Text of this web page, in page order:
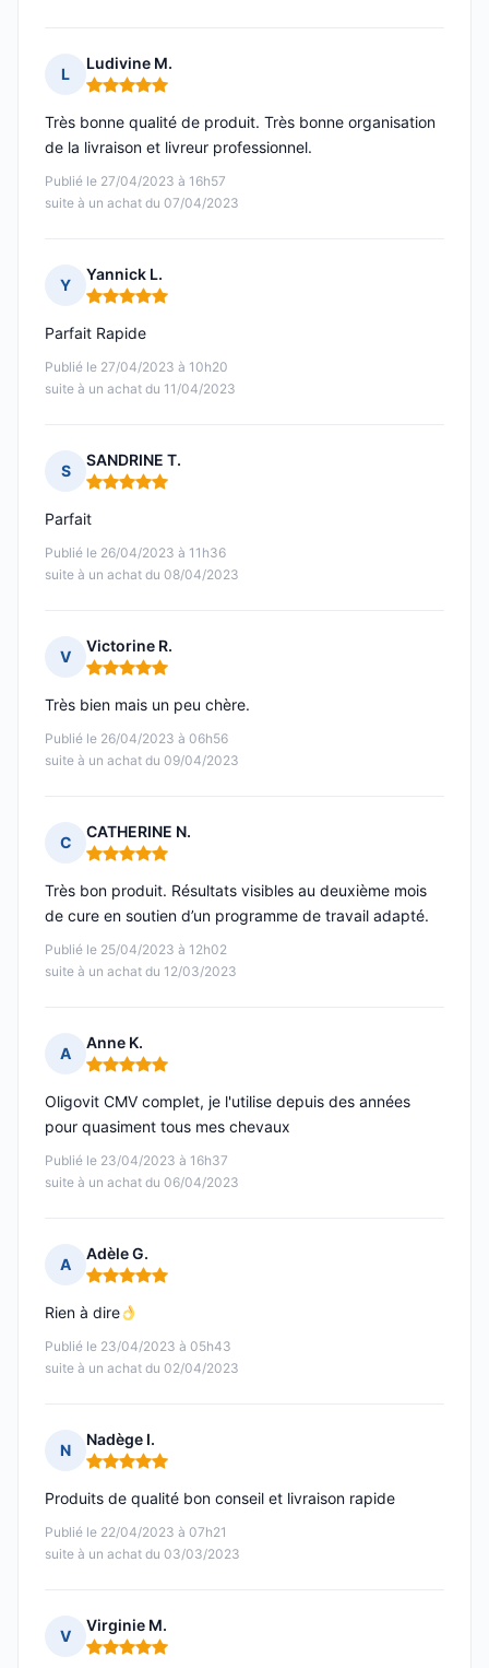
L
Ludivine M.
Note : 5 sur 5
Publié le 27/04/2023 à 16h57
suite à un achat du 07/04/2023
Très bonne qualité de produit. Très bonne organisation
de la livraison et livreur professionnel.
Y
Yannick L.
Note : 5 sur 5
Publié le 27/04/2023 à 10h20
suite à un achat du 11/04/2023
Parfait Rapide
S
SANDRINE T.
Note : 5 sur 5
Publié le 26/04/2023 à 11h36
suite à un achat du 08/04/2023
Parfait
V
Victorine R.
Note : 5 sur 5
Publié le 26/04/2023 à 06h56
suite à un achat du 09/04/2023
Très bien mais un peu chère.
C
CATHERINE N.
Note : 5 sur 5
Publié le 25/04/2023 à 12h02
suite à un achat du 12/03/2023
Très bon produit. Résultats visibles au deuxième mois
de cure en soutien d’un programme de travail adapté.
A
Anne K.
Note : 5 sur 5
Publié le 23/04/2023 à 16h37
suite à un achat du 06/04/2023
Oligovit CMV complet, je l'utilise depuis des années
pour quasiment tous mes chevaux
A
Adèle G.
Note : 5 sur 5
Publié le 23/04/2023 à 05h43
suite à un achat du 02/04/2023
Rien à dire
N
Nadège I.
Note : 5 sur 5
Publié le 22/04/2023 à 07h21
suite à un achat du 03/03/2023
Produits de qualité bon conseil et livraison rapide
V
Virginie M.
Note : 5 sur 5